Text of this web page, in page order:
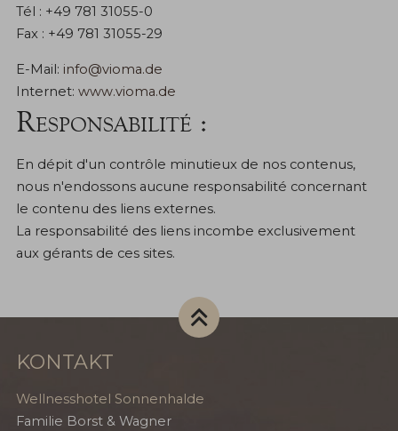
Tél : +49 781 31055-0
Fax : +49 781 31055-29
E-Mail: info@vioma.de
Internet:www.vioma.de
Responsabilité :
En dépit d'un contrôle minutieux de nos contenus,
nous n'endossons aucune responsabilité concernant
le contenu des liens externes.
La responsabilité des liens incombe exclusivement
aux gérants de ces sites.
KONTAKT
Wellnesshotel Sonnenhalde
Familie Borst & Wagner